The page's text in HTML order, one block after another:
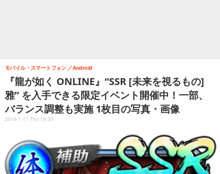
『龍が如く ONLINE』“SSR [未来を視るもの]
雅” を入手できる限定イベント開催中！一部、
バランス調整も実施 1枚目の写真・画像
モバイル・スマートフォン Android
2019.1.17 Thu 16:30